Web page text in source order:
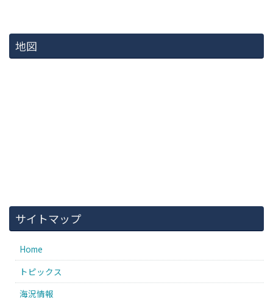
地図
サイトマップ
Home
トピックス
海況情報